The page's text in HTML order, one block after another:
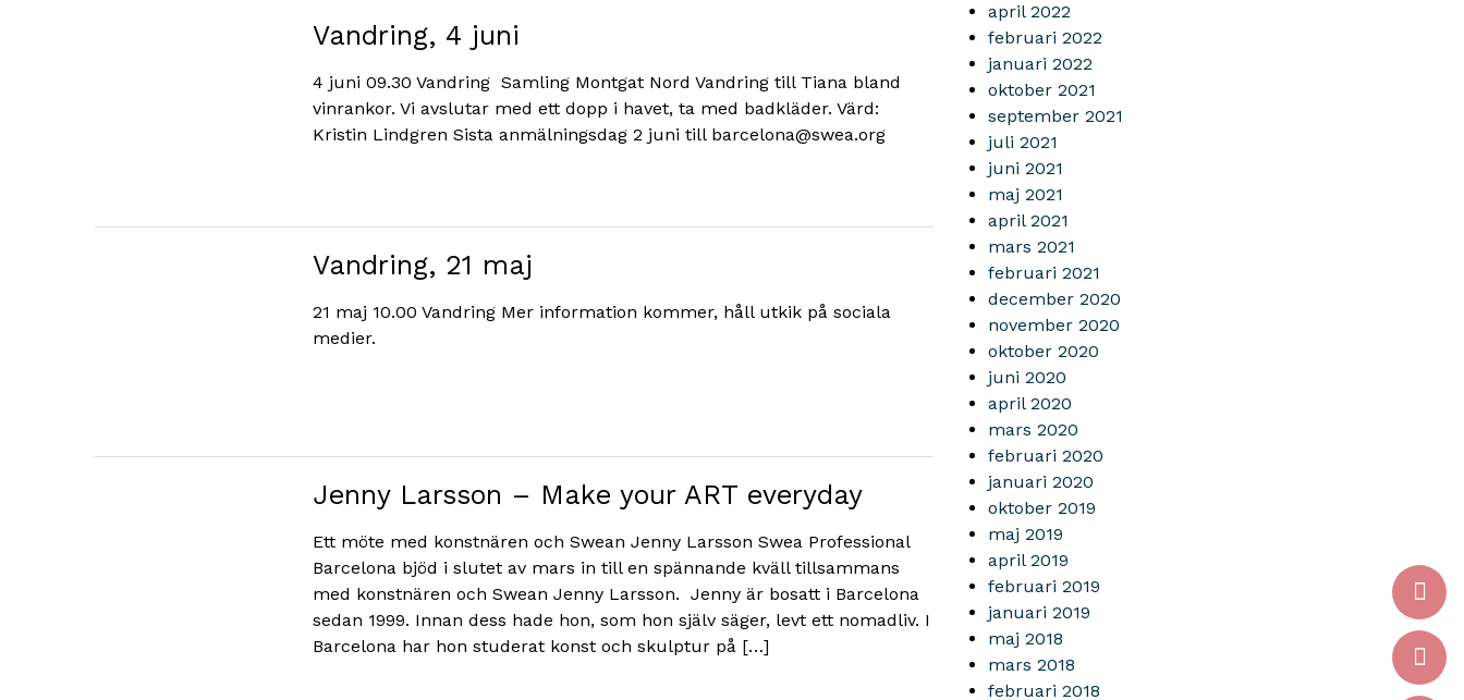
Vandring, 4 juni
4 juni 09.30 Vandring Samling Montgat Nord Vandring till Tiana bland
vinrankor. Vi avslutar med ett dopp i havet, ta med badkläder. Värd:
Kristin Lindgren Sista anmälningsdag 2 juni till barcelona@swea.org
Vandring, 21 maj
21 maj 10.00 Vandring Mer information kommer, håll utkik på sociala
medier.
Jenny Larsson – Make your ART everyday
Ett möte med konstnären och Swean Jenny Larsson Swea Professional
Barcelona bjöd i slutet av mars in till en spännande kväll tillsammans
med konstnären och Swean Jenny Larsson. Jenny är bosatt i Barcelona
sedan 1999. Innan dess hade hon, som hon själv säger, levt ett nomadliv. I
Barcelona har hon studerat konst och skulptur på […]
april 2022
februari 2022
januari 2022
oktober 2021
september 2021
juli 2021
juni 2021
maj 2021
april 2021
mars 2021
februari 2021
december 2020
november 2020
oktober 2020
juni 2020
april 2020
mars 2020
februari 2020
januari 2020
oktober 2019
maj 2019
april 2019
februari 2019
januari 2019
maj 2018
mars 2018
februari 2018